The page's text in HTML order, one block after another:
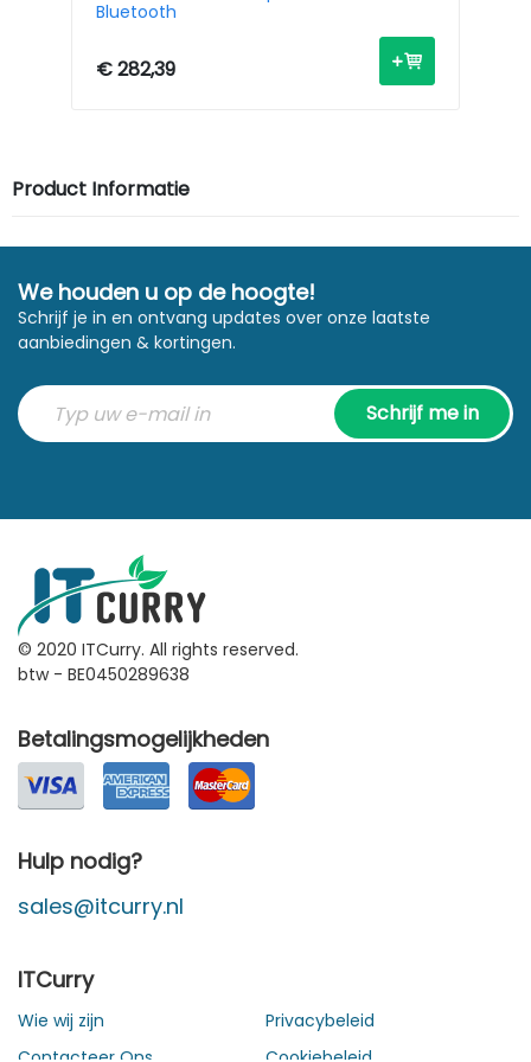
Bluetooth
€ 282,39
Product Informatie
We houden u op de hoogte!
Schrijf je in en ontvang updates over onze laatste
aanbiedingen & kortingen.
Schrijf me in
© 2020 ITCurry. All rights reserved.
btw - BE0450289638
Betalingsmogelijkheden
Hulp nodig?
sales@itcurry.nl
ITCurry
Wie wij zijn
Privacybeleid